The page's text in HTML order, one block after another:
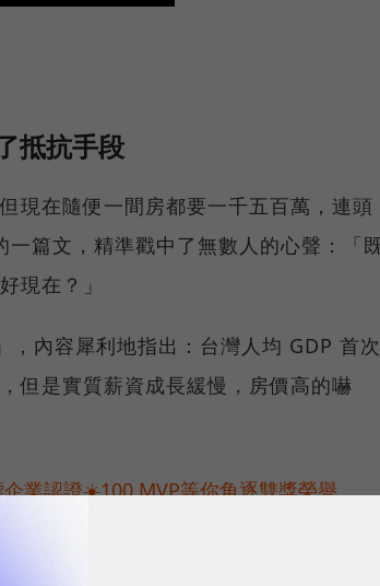
抵抗手段
現在隨便一間房都要一千五百萬，連頭
篇文，精準戳中了無數人的心聲：「
現在？」
內容犀利地指出：台灣人均 GDP 首次
但是實質薪資成長緩慢，房價高的嚇
業認證☀️100 MVP等你角逐雙獎榮譽